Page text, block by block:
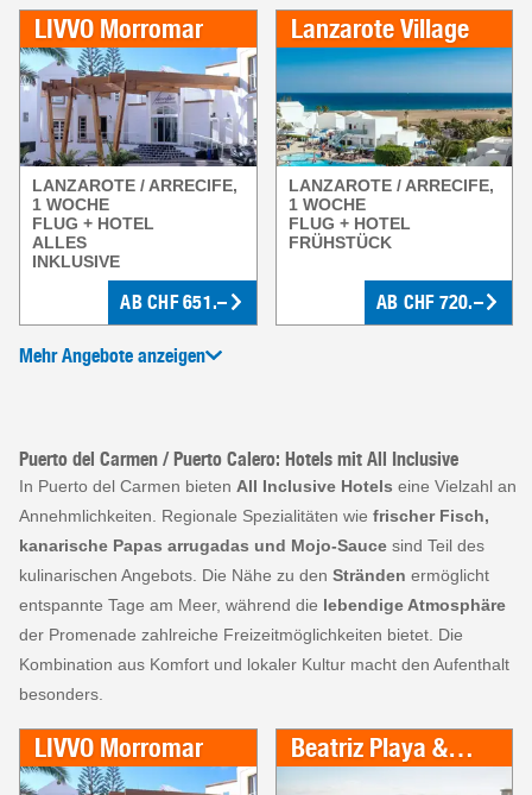
LIVVO Morromar
LANZAROTE / ARRECIFE,
1 WOCHE
FLUG + HOTEL
ALLES
INKLUSIVE
AB CHF 651.–
Lanzarote Village
LANZAROTE / ARRECIFE,
1 WOCHE
FLUG + HOTEL
FRÜHSTÜCK
AB CHF 720.–
Mehr Angebote anzeigen
Puerto del Carmen / Puerto Calero: Hotels mit All Inclusive
In Puerto del Carmen bieten All Inclusive Hotels eine Vielzahl an
Annehmlichkeiten. Regionale Spezialitäten wie frischer Fisch,
kanarische Papas arrugadas und Mojo-Sauce sind Teil des
kulinarischen Angebots. Die Nähe zu den Stränden ermöglicht
entspannte Tage am Meer, während die lebendige Atmosphäre
der Promenade zahlreiche Freizeitmöglichkeiten bietet. Die
Kombination aus Komfort und lokaler Kultur macht den Aufenthalt
besonders.
LIVVO Morromar Beatriz Playa & Spa